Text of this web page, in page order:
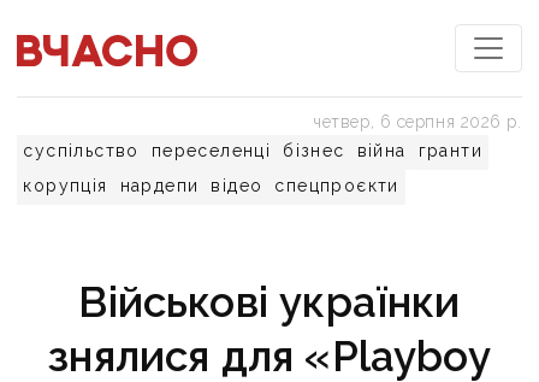
суспільство переселенці бізнес війна
гранти
корупція
нардепи відео спецпроєкти
четвер, 6 серпня 2026 р.
Військові українки
знялися для «Playboy